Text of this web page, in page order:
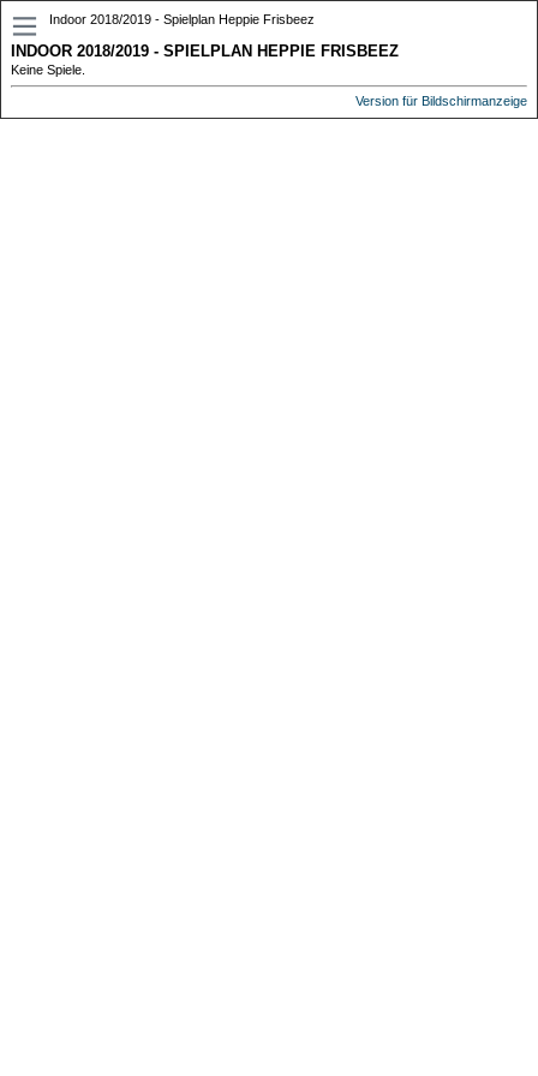
Indoor 2018/2019 - Spielplan Heppie Frisbeez
INDOOR 2018/2019 - SPIELPLAN HEPPIE FRISBEEZ
Keine Spiele.
Version für Bildschirmanzeige